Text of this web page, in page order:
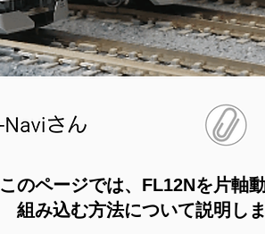
このページでは、FL12Nを片軸
組み込む方法について説明しま